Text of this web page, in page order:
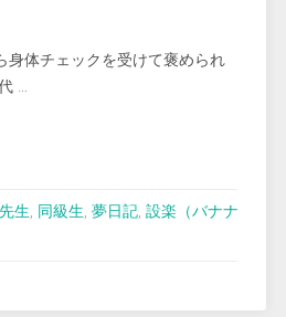
身体チェックを受けて褒められ
…
先生, 同級生, 夢日記, 設楽（バナナ